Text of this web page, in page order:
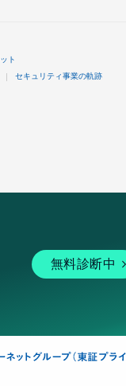
ト
セキュリティ事業の軌跡
無料診断中